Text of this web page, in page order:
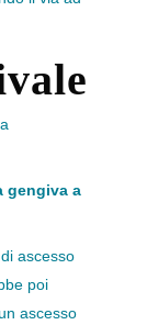
gengiva a
ascesso
poi
ascesso